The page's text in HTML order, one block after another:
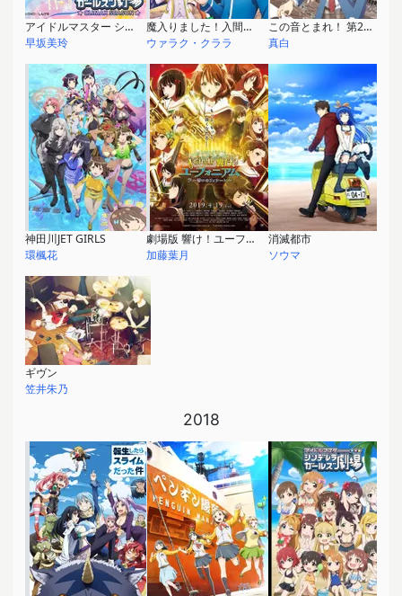
アイドルマスター シンデレラガールズ劇場 CLIMAX SEASON
早坂美玲
魔入りました！入間くん
ウァラク・クララ
この音とまれ！ 第2クール
真白
神田川JET GIRLS
環楓花
劇場版 響け！ユーフォニアム～誓いのフィナーレ～
加藤葉月
消滅都市
ソウマ
ギヴン
笠井朱乃
2018